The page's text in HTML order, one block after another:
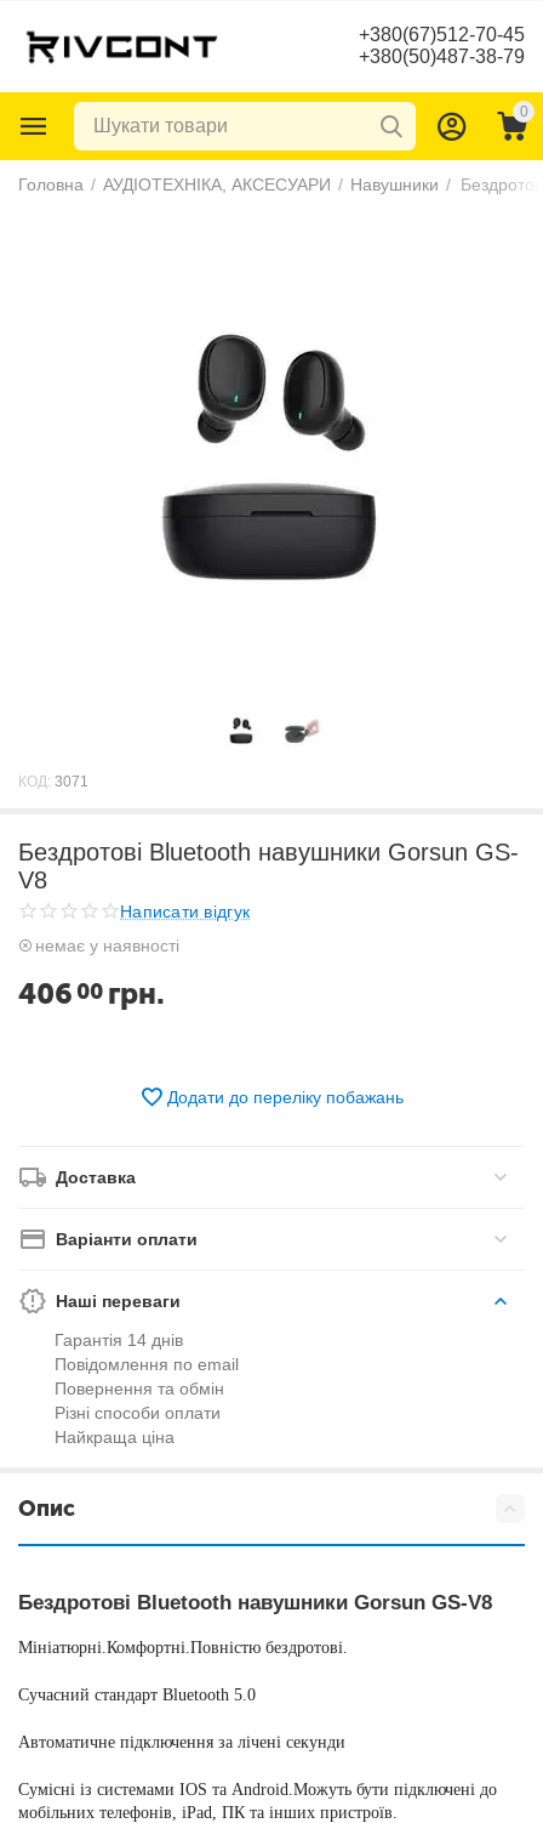
+380(67)512-70-45
+380(50)487-38-79
0
Головна / АУДІОТЕХНІКА, АКСЕСУАРИ / Навушники /
КОД: 3071
Бездротові Bluetooth навушники Gorsun GS-
V8
Написати відгук
немає у наявності
406 00 грн.
Додати до переліку побажань
Доставка
Варіанти оплати
Наші переваги
Гарантія 14 днів
Повідомлення по email
Повернення та обмін
Різні способи оплати
Найкраща ціна
Опис
Бездротові Bluetooth навушники Gorsun GS-V8
Мініатюрні.Комфортні.Повністю бездротові.
Сучасний стандарт Bluetooth 5.0
Автоматичне підключення за лічені секунди
Сумісні із системами IOS та Android.Можуть бути підключені до
мобільних телефонів, iPad, ПК та інших пристроїв.